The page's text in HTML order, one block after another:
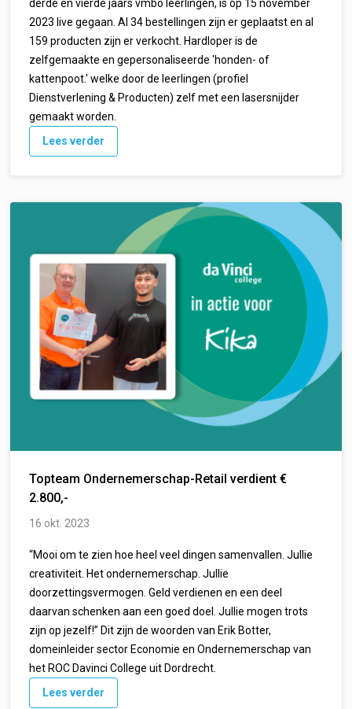
derde en vierde jaars vmbo leerlingen, is op 15 november
2023 live gegaan. Al 34 bestellingen zijn er geplaatst en al
159 producten zijn er verkocht. Hardloper is de
zelfgemaakte en gepersonaliseerde 'honden- of
kattenpoot.' welke door de leerlingen (profiel
Dienstverlening & Producten) zelf met een lasersnijder
gemaakt worden.
Lees verder
Topteam Ondernemerschap-Retail verdient €
2.800,-
16 okt. 2023
“Mooi om te zien hoe heel veel dingen samenvallen. Jullie
creativiteit. Het ondernemerschap. Jullie
doorzettingsvermogen. Geld verdienen en een deel
daarvan schenken aan een goed doel. Jullie mogen trots
zijn op jezelf!” Dit zijn de woorden van Erik Botter,
domeinleider sector Economie en Ondernemerschap van
het ROC Davinci College uit Dordrecht.
Lees verder